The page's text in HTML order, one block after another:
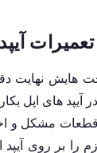
هایش نهایت
های اپل بکار
مشکل و
را بر روی